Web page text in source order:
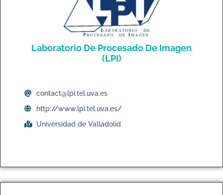
Laboratorio De Procesado De Imagen
(LPI)
contact@lpi.tel.uva.es
http://www.lpi.tel.uva.es/
Universidad de Valladolid